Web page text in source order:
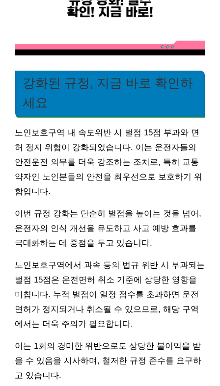
강화된 규정, 지금 바로 확인하
세요
노인보호구역 내 속도위반 시 벌점 15점 부과와 면
허 정지 위험이 강화되었습니다. 이는 운전자들의
안전운전 의무를 더욱 강조하는 조치로, 특히 교통
약자인 노인분들의 안전을 최우선으로 보호하기 위
함입니다.
이번 규정 강화는 단순히 벌점을 높이는 것을 넘어,
운전자의 인식 개선을 유도하고 사고 예방 효과를
극대화하는 데 중점을 두고 있습니다.
노인보호구역에서 과속 등의 법규 위반 시 부과되는
벌점 15점은 운전면허 취소 기준에 상당한 영향을
미칩니다. 누적 벌점이 일정 점수를 초과하면 운전
면허가 정지되거나 취소될 수 있으므로, 해당 구역
에서는 더욱 주의가 필요합니다.
이는 1회의 경미한 위반으로도 상당한 불이익을 받
을 수 있음을 시사하며, 철저한 규정 준수를 요구하
고 있습니다.